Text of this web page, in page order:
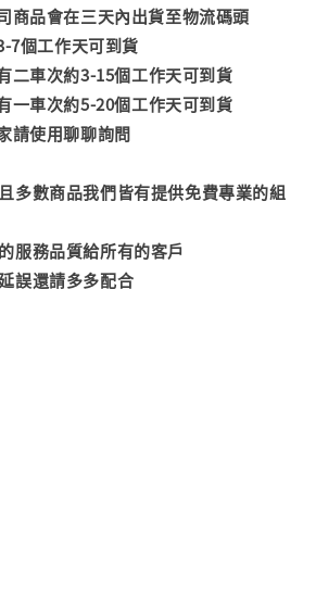
商品會在三天內出貨至物流碼頭
7個工作天可到貨
二車次約3-15個工作天可到貨
一車次約5-20個工作天可到貨
請使用聊聊詢問
多數商品我們皆有提供免費專業的組
服務品質給所有的客戶
誤還請多多配合